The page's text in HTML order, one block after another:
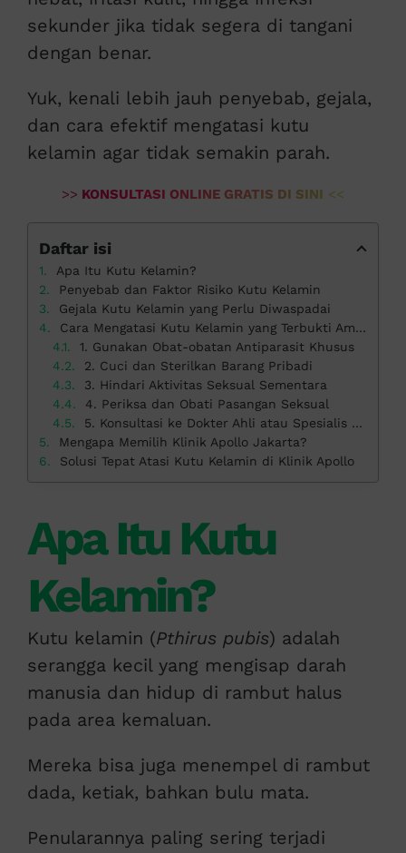
sekunder jika tidak segera di tangani
dengan benar.
Yuk, kenali lebih jauh penyebab, gejala,
dan cara efektif mengatasi kutu
kelamin agar tidak semakin parah.
>> KONSULTASI ONLINE GRATIS DI SINI <<
Daftar isi
Apa Itu Kutu Kelamin?
Penyebab dan Faktor Risiko Kutu Kelamin
Gejala Kutu Kelamin yang Perlu Diwaspadai
Cara Mengatasi Kutu Kelamin yang Terbukti Ampuh
1. Gunakan Obat-obatan Antiparasit Khusus
2. Cuci dan Sterilkan Barang Pribadi
3. Hindari Aktivitas Seksual Sementara
4. Periksa dan Obati Pasangan Seksual
5. Konsultasi ke Dokter Ahli atau Spesialis Kelamin
Mengapa Memilih Klinik Apollo Jakarta?
Solusi Tepat Atasi Kutu Kelamin di Klinik Apollo
Apa Itu Kutu
Kelamin?
Kutu kelamin (Pthirus pubis) adalah
serangga kecil yang mengisap darah
manusia dan hidup di rambut halus
pada area kemaluan.
Mereka bisa juga menempel di rambut
dada, ketiak, bahkan bulu mata.
Penularannya paling sering terjadi